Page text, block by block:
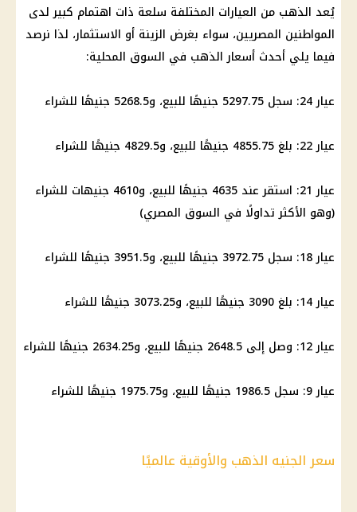
يُعد الذهب من العيارات المختلفة سلعة ذات اهتمام كبير لدى
المواطنين المصريين، سواء بغرض الزينة أو الاستثمار، لذا نرصد
فيما يلي أحدث أسعار الذهب في السوق المحلية:
عيار 24: سجل 5297.75 جنيهًا للبيع، و5268.5 جنيهًا للشراء
عيار 22: بلغ 4855.75 جنيهًا للبيع، و4829.5 جنيهًا للشراء
عيار 21: استقر عند 4635 جنيهًا للبيع، و4610 جنيهات للشراء
(وهو الأكثر تداولًا في السوق المصري)
عيار 18: سجل 3972.75 جنيهًا للبيع، و3951.5 جنيهًا للشراء
عيار 14: بلغ 3090 جنيهًا للبيع، و3073.25 جنيهًا للشراء
عيار 12: وصل إلى 2648.5 جنيهًا للبيع، و2634.25 جنيهًا للشراء
عيار 9: سجل 1986.5 جنيهًا للبيع، و1975.75 جنيهًا للشراء
سعر الجنيه الذهب والأوقية عالميًا